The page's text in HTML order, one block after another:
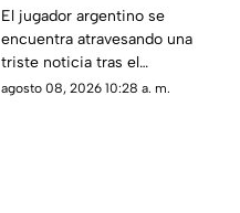
figura de la familia
MESSI; así dieron a
conocer la noticia
El jugador argentino se
encuentra atravesando una
triste noticia tras el
fallecimiento de su padre.
agosto 08, 2026 10:28 a. m.